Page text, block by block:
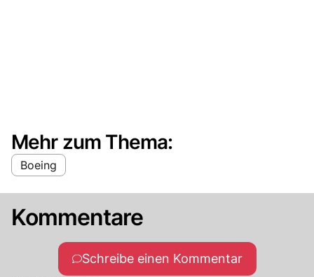
Mehr zum Thema:
Boeing
Kommentare
Schreibe einen Kommentar